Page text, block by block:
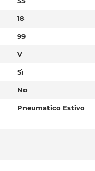
18
99
V
Sì
No
Pneumatico Estivo